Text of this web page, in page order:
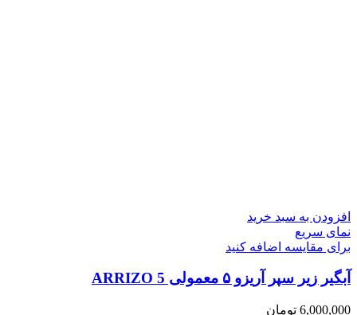
افزودن به سبد خرید
نمای سریع
برای مقایسه اضافه کنید
آبگیر زیر سپر آریزو ۵ معمولی ARRIZO 5
6,000,000 تومان